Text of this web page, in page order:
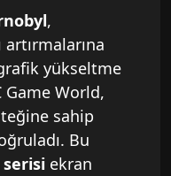
,
yükseltme
Game World,
sahip
Bu
serisi ekran